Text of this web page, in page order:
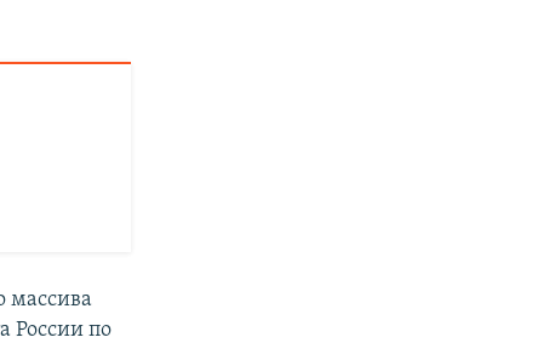
массива
России по